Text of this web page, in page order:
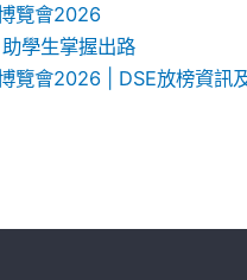
覽會2026
學生掌握出路
覽會2026 | DSE放榜資訊